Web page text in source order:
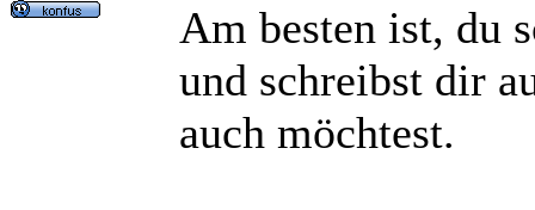
Am besten ist, du
und schreibst dir
auch möchtest.